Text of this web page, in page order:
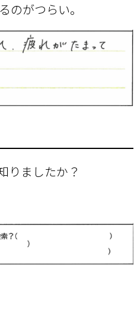
のがつらい。
りましたか？